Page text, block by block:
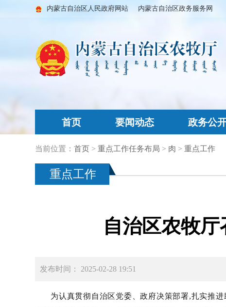
内蒙古自治区人民政府网站 内蒙古自治区政务服务网
首页 要闻动态 政务公
当前位置： 首页 > 重点工作任务布局 > 肉 > 重点工作
重点工作
自治区农牧
发布时间： 2025-02-28 19:51
为认真贯彻自治区党委、政府决策部署,扎实推进